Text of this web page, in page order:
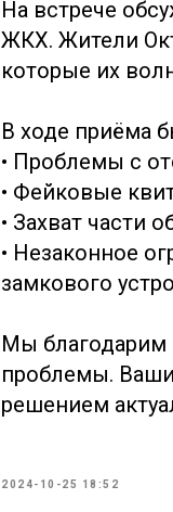
На встрече
ЖКХ. Жители
которые их
В ходе приёма
• Проблемы с
• Фейковые
• Захват
• Незаконное
замкового
Мы благодарим
проблемы.
решением
2024-10-25 18:52